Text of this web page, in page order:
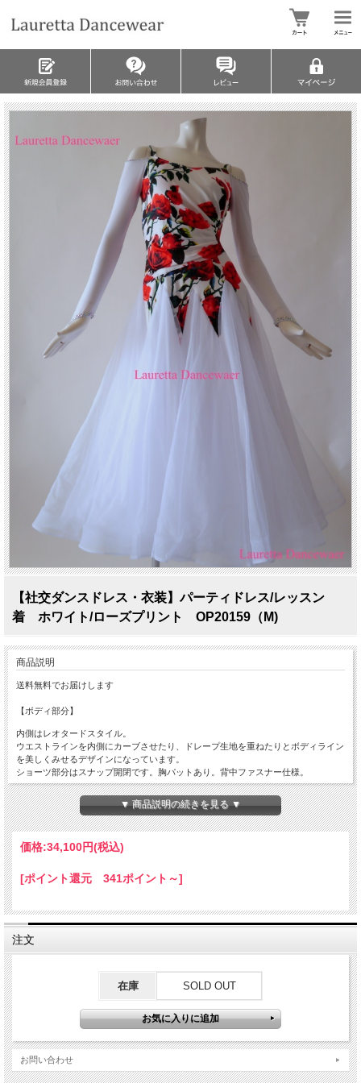
【社交ダンスドレス・衣装】パーティドレス/レッスン
着 ホワイト/ローズプリント OP20159（M)
商品説明
送料無料でお届けします
【ボディ部分】
内側はレオタードスタイル。
ウエストラインを内側にカーブさせたり、ドレープ生地を重ねたりとボディライン
を美しくみせるデザインになっています。
ショーツ部分はスナップ開閉です。胸パットあり。背中ファスナー仕様。
【スカート部分】
内側からサテン1枚、オーガンジー1枚、シフォン１枚の３枚重ねです。
裾にはホースヘアを入れています。
【ラインストーン】
【バスト】 79～87cm
【ウエスト】 64～70cm
着丈 (肩から裾まで）126～127cm
▼ 商品説明の続きを見る ▼
価格:34,100円(税込)
[ポイント還元 341ポイント～]
注文
在庫 SOLD OUT
お問い合わせ